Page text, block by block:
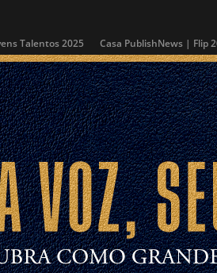
Talentos 2025 Casa PublishNews | Flip